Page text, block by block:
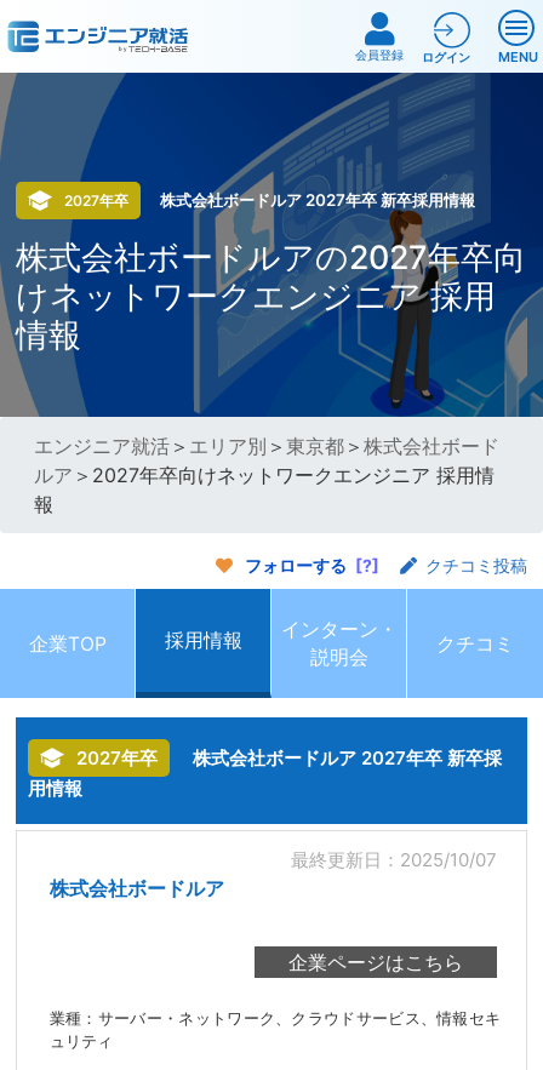
MENU
会員登録 ログイン
2027年卒 株式会社ボードルア 2027年卒 新卒採用情報
株式会社ボードルアの2027年卒向
けネットワークエンジニア 採用
情報
エンジニア就活 ＞ エリア別 ＞東京都 ＞株式会社ボード
ルア ＞2027年卒向けネットワークエンジニア 採用情
報
フォローする [?] クチコミ投稿
企業TOP 採用情報
インターン・
説明会
クチコミ
2027年卒
株式会社ボードルア 2027年卒 新卒採
用情報
最終更新日：2025/10/07
株式会社ボードルア
業種：サーバー・ネットワーク、クラウドサービス、情報セキ
ュリティ